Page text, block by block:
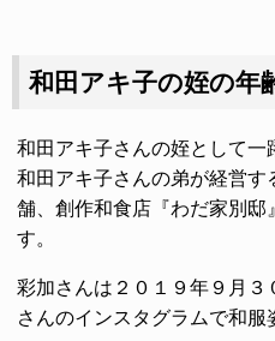
和田アキ子の姪の年
和田アキ子さんの姪として一
和田アキ子さんの弟が経営
舗、創作和食店『わだ家別
す。
彩加さんは２０１９年９月
さんのインスタグラムで和服